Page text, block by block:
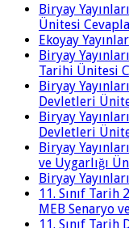
Biryay
Ünitesi
Ekoyay
Biryay
Tarihi Ünitesi
Biryay
Devletleri
Biryay
Devletleri
Biryay
ve Uygarlığı
Biryay
11. Sınıf Tarih
MEB Senaryo
11. Sınıf